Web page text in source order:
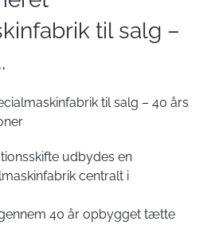
til salg –
til salg – 40 års
udbydes en
centralt i
40 år opbygget tætte